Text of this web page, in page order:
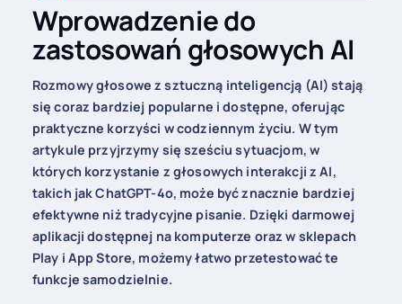
Wprowadzenie do
zastosowań głosowych AI
Rozmowy głosowe z sztuczną inteligencją (AI) stają
się coraz bardziej popularne i dostępne, oferując
praktyczne korzyści w codziennym życiu. W tym
artykule przyjrzymy się sześciu sytuacjom, w
których korzystanie z głosowych interakcji z AI,
takich jak ChatGPT-4o, może być znacznie bardziej
efektywne niż tradycyjne pisanie. Dzięki darmowej
aplikacji dostępnej na komputerze oraz w sklepach
Play i App Store, możemy łatwo przetestować te
funkcje samodzielnie.